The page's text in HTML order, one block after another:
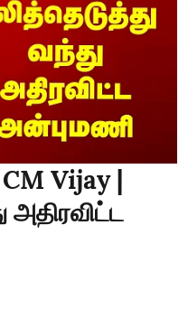
Vijay |
அதிரவிட்ட